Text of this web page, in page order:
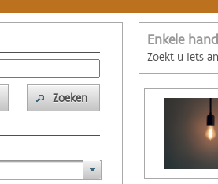
Zoeken
Enkele
Zoekt u iets